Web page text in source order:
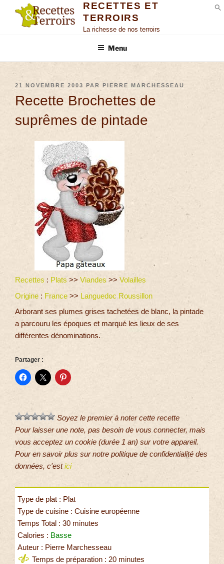
RECETTES ET
TERROIRS
La richesse de nos terroirs
Menu
21 NOVEMBRE 2003 PAR PIERRE MARCHESSEAU
Recette Brochettes de
suprêmes de pintade
Recettes : Plats >> Viandes >> Volailles
Origine : France >> Languedoc Roussillon
Arborant ses plumes grises tachetées de blanc, la pintade
a parcouru les époques et marqué les lieux de ses
différentes dénominations.
Partager :
Soyez le premier à noter cette recette
Pour laisser une note, pas besoin de vous connecter, mais
vous acceptez un cookie (durée 1 an) sur votre appareil.
Pour en savoir plus sur notre politique de confidentialité des
données, c'estici
Type de plat : Plat
Type de cuisine : Cuisine européenne
Temps Total : 30 minutes
Calories : Basse
Auteur : Pierre Marchesseau
Temps de préparation : 20 minutes